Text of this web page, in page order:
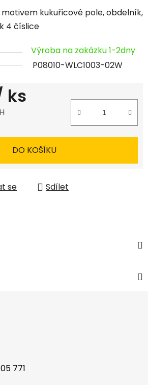
kukuřicové pole, obdelník,
4 číslice
Výroba na zakázku 1-2dny
P08010-WLC1003-02W
ks
DO KOŠÍKU
se Sdílet
771